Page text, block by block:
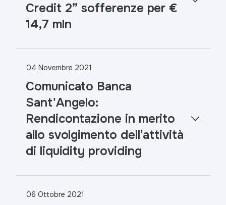
Credit 2” sofferenze per €
14,7 mln
04 Novembre 2021
Comunicato Banca
Sant'Angelo:
Rendicontazione in merito
allo svolgimento dell'attività
di liquidity providing
06 Ottobre 2021